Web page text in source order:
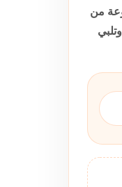
مصنوعة من
وتلبي